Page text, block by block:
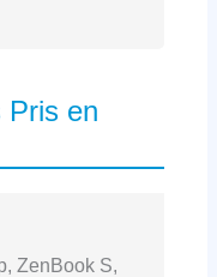
Pris en
ZenBook S,